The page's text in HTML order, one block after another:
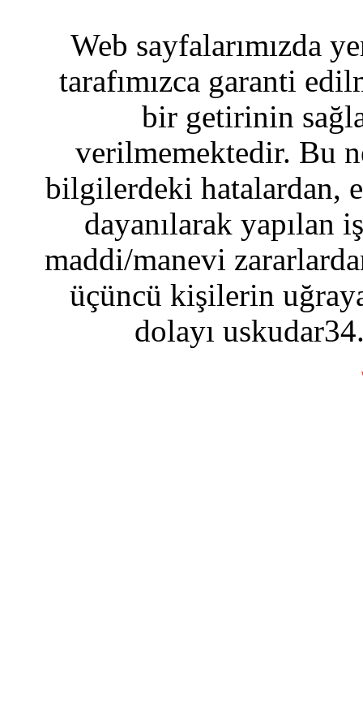
Web sayfalarımızda
tarafımızca garanti
bir getirinin
verilmemektedir. Bu
bilgilerdeki hatalardan,
dayanılarak yapılan
maddi/manevi
üçüncü kişilerin
dolayı